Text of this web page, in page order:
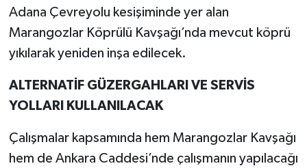
Adana Çevreyolu kesişiminde yer alan
Marangozlar Köprülü Kavşağı’nda mevcut köprü
yıkılarak yeniden inşa edilecek.
ALTERNATİF GÜZERGAHLARI VE SERVİS
YOLLARI KULLANILACAK
Çalışmalar kapsamında hem Marangozlar Kavşağı
hem de Ankara Caddesi’nde çalışmanın yapılacağı